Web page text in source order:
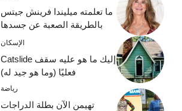
ما تعلمته ميليندا فرينش جيتس
بالطريقة الصعبة عن جسدها
الإسكان
إليك ما هو عليه سقف Catslide
فعليًا (وما هو جيد له)
رياضة
تهيمن الآن بطلة الدراجات